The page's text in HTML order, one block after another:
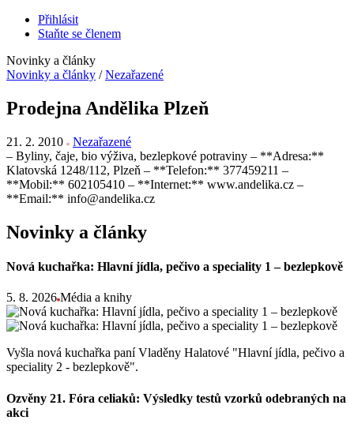
Přihlásit
Staňte se členem
Novinky a články
Novinky a články / Nezařazené
Prodejna Andělika Plzeň
21. 2. 2010
Nezařazené
– Byliny, čaje, bio výživa, bezlepkové potraviny – **Adresa:**
Klatovská 1248/112, Plzeň – **Telefon:** 377459211 –
**Mobil:** 602105410 – **Internet:** www.andelika.cz –
**Email:** info@andelika.cz
Novinky a články
Nová kuchařka: Hlavní jídla, pečivo a speciality 1 – bezlepkově
5. 8. 2026 Média a knihy
Vyšla nová kuchařka paní Vladěny Halatové "Hlavní jídla, pečivo a
speciality 2 - bezlepkově".
Ozvěny 21. Fóra celiaků: Výsledky testů vzorků odebraných na
akci